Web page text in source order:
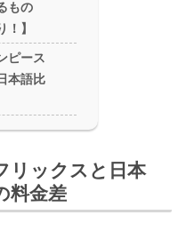
もの
！】
ピース
本語比
リックスと日本
料金差